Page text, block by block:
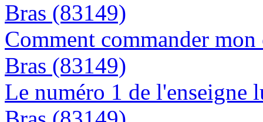
Bras (83149)
Comment commander
Bras (83149)
Le numéro 1 de l'enseigne